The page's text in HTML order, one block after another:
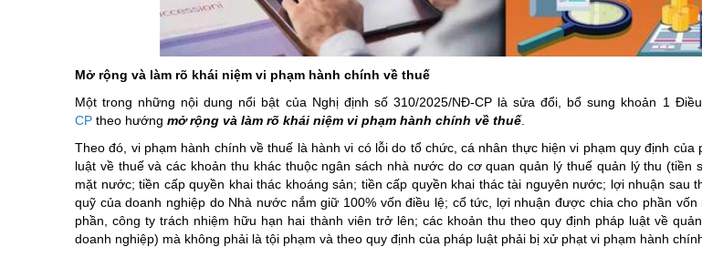
Chuyên đề tổng hợp Giảm
Đưa
Đại hội
An
Thông
Người
Mở rộng và làm rõ khái niệm vi phạm hành chính về thuế
Một trong những nội dung nổi bật của Nghị định số 310/2025/NĐ-CP là sửa đổi, bổ sung khoản 1
CP theo hướng mở rộng và làm rõ khái niệm vi phạm hành chính về thuế.
Theo đó, vi phạm hành chính về thuế là hành vi có lỗi do tổ chức, cá nhân thực hiện vi phạm quy định của
luật về thuế và các khoản thu khác thuộc ngân sách nhà nước do cơ quan quản lý thuế quản lý thu (tiền
mặt nước; tiền cấp quyền khai thác khoáng sản; tiền cấp quyền khai thác tài nguyên nước; lợi nhuận sau
quỹ của doanh nghiệp do Nhà nước nắm giữ 100% vốn điều lệ; cổ tức, lợi nhuận được chia cho phần
phần, công ty trách nhiệm hữu hạn hai thành viên trở lên; các khoản thu theo quy định pháp luật về
doanh nghiệp) mà không phải là tội phạm và theo quy định của pháp luật phải bị xử phạt vi phạm hành